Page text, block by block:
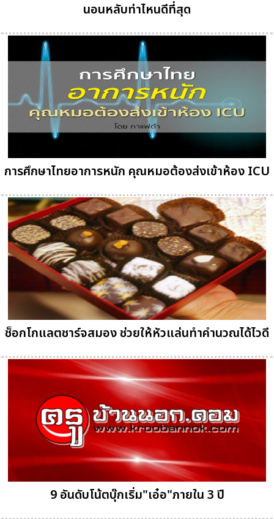
นอนหลับท่าไหนดีที่สุด
การศึกษาไทยอาการหนัก คุณหมอต้องส่งเข้าห้อง ICU
ช็อกโกแลตชาร์จสมอง ช่วยให้หัวแล่นทำคำนวณได้ไวดี
9 อันดับโน้ตบุ๊กเริ่ม"เอ๋อ"ภายใน 3 ปี